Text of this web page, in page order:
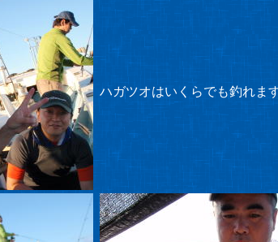
ハガツオはいくらでも釣れま